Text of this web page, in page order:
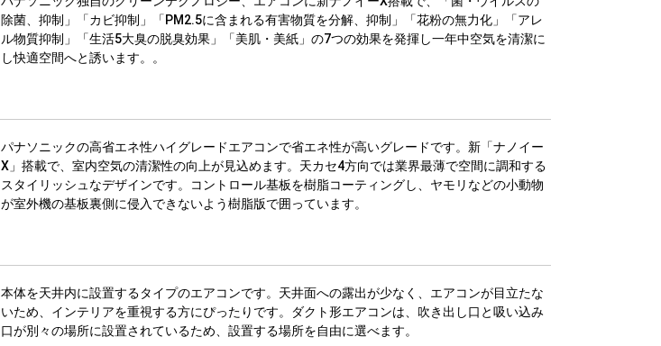
除菌、抑制」「カビ抑制」「PM2.5に含まれる有害物質を分解、抑制」「花粉の無力化」「アレ
ル物質抑制」「生活5大臭の脱臭効果」「美肌・美紙」の7つの効果を発揮し一年中空気を清潔に
し快適空間へと誘います。。
パナソニックの高省エネ性ハイグレードエアコンで省エネ性が高いグレードです。新「ナノイー
X」搭載で、室内空気の清潔性の向上が見込めます。天カセ4方向では業界最薄で空間に調和する
スタイリッシュなデザインです。コントロール基板を樹脂コーティングし、ヤモリなどの小動物
が室外機の基板裏側に侵入できないよう樹脂版で囲っています。
本体を天井内に設置するタイプのエアコンです。天井面への露出が少なく、エアコンが目立たな
いため、インテリアを重視する方にぴったりです。ダクト形エアコンは、吹き出し口と吸い込み
口が別々の場所に設置されているため、設置する場所を自由に選べます。